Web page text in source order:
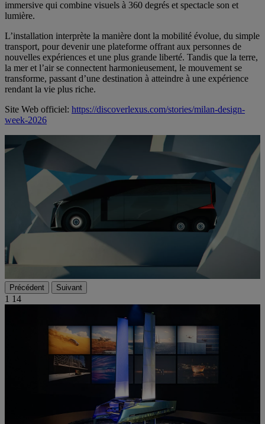
immersive qui combine visuels à 360 degrés et spectacle son et
lumière.
L’installation interprète la manière dont la mobilité évolue, du simple
transport, pour devenir une plateforme offrant aux personnes de
nouvelles expériences et une plus grande liberté. Tandis que la terre,
la mer et l’air se connectent harmonieusement, le mouvement se
transforme, passant d’une destination à atteindre à une expérience
rendant la vie plus riche.
Site Web officiel: https://discoverlexus.com/stories/milan-design-
week-2026
Précédent Suivant
1 14